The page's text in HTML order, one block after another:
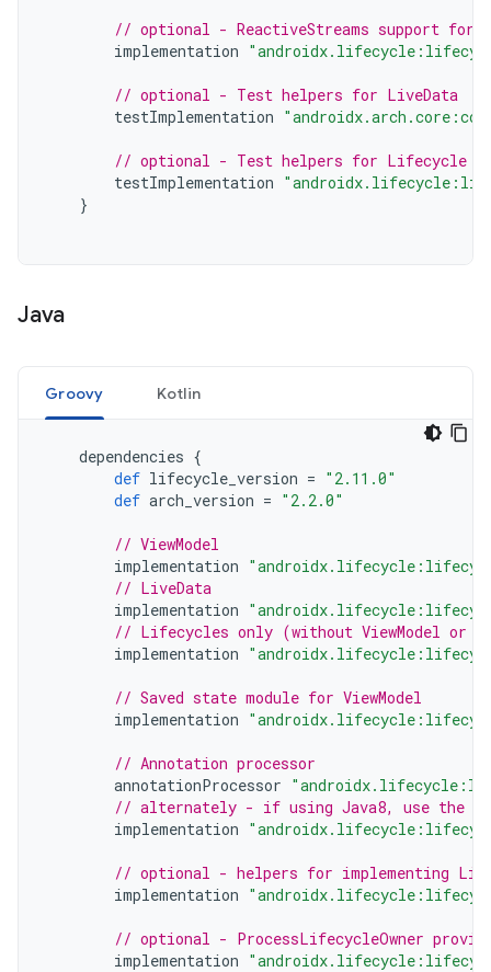
// optional - ReactiveStreams support for
implementation
// optional - Test helpers for LiveData
testImplementation
// optional - Test helpers for Lifecycle
testImplementation
}
Java
Groovy Kotlin
dependencies {
def lifecycle_version = "2.11.0"
def arch_version = "2.2.0"
// ViewModel
implementation
// LiveData
implementation
// Lifecycles only (without ViewModel or
implementation
// Saved state module for ViewModel
implementation
// Annotation processor
annotationProcessor
// alternately - if using Java8, use the
implementation
// optional - helpers for implementing
implementation
// optional - ProcessLifecycleOwner
implementation